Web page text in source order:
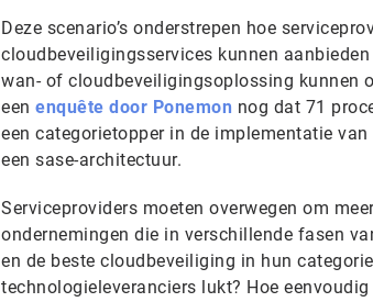
Deze scenario’s onderstrepen hoe
cloudbeveiligingsservices kunnen
wan- of cloudbeveiligingsoplossing kunnen
een enquête door Ponemon nog dat 71
een categorietopper in de implementatie
een sase-architectuur.
Serviceproviders moeten overwegen om
ondernemingen die in verschillende fasen
en de beste cloudbeveiliging in hun
technologieleveranciers lukt? Hoe